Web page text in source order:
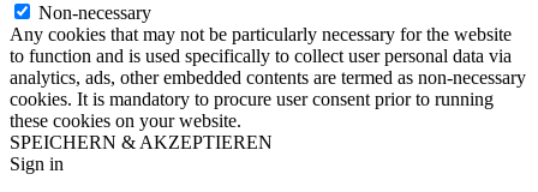
Non-necessary
Any cookies that may not be particularly necessary for the website
to function and is used specifically to collect user personal data via
analytics, ads, other embedded contents are termed as non-necessary
cookies. It is mandatory to procure user consent prior to running
these cookies on your website.
SPEICHERN & AKZEPTIEREN
Sign in